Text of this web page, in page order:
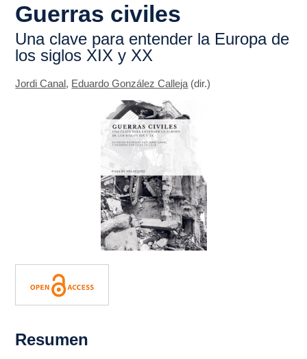
Guerras civiles
Una clave para entender la Europa de
los siglos XIX y XX
Jordi Canal, Eduardo González Calleja (dir.)
Resumen